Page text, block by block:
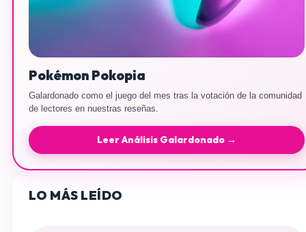
Pokémon Pokopia
Galardonado como el juego del mes tras la votación de la comunidad
de lectores en nuestras reseñas.
Leer Análisis Galardonado →
LO MÁS LEÍDO